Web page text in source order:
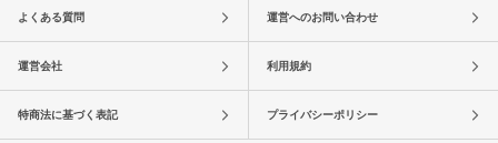
よくある質問 運営へのお問い合わせ
運営会社 利用規約
特商法に基づく表記 プライバシーポリシー